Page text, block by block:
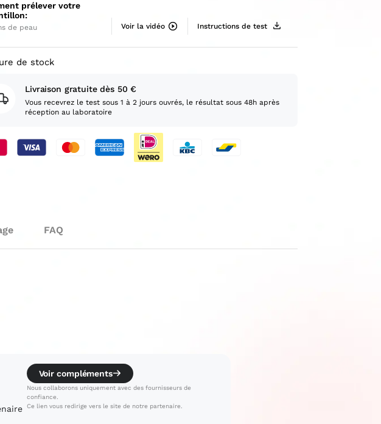
prélever votre
de peau Voir la vidéo Instructions de test
de stock
Livraison gratuite dès 50 €
Vous recevrez le test sous 1 à 2 jours ouvrés, le résultat sous 48h après
réception au laboratoire
FAQ
Voir compléments
Nous collaborons uniquement avec des fournisseurs de
confiance.
Ce lien vous redirige vers le site de notre partenaire.